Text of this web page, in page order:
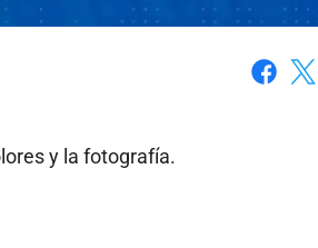
y la fotografía.